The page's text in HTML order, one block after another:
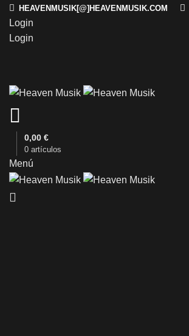
HEAVENMUSIK[@]HEAVENMUSIK.COM
Login
Login
0 artículos
0,00 €
Menú